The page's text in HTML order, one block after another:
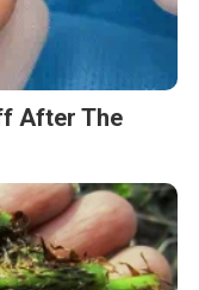
After The